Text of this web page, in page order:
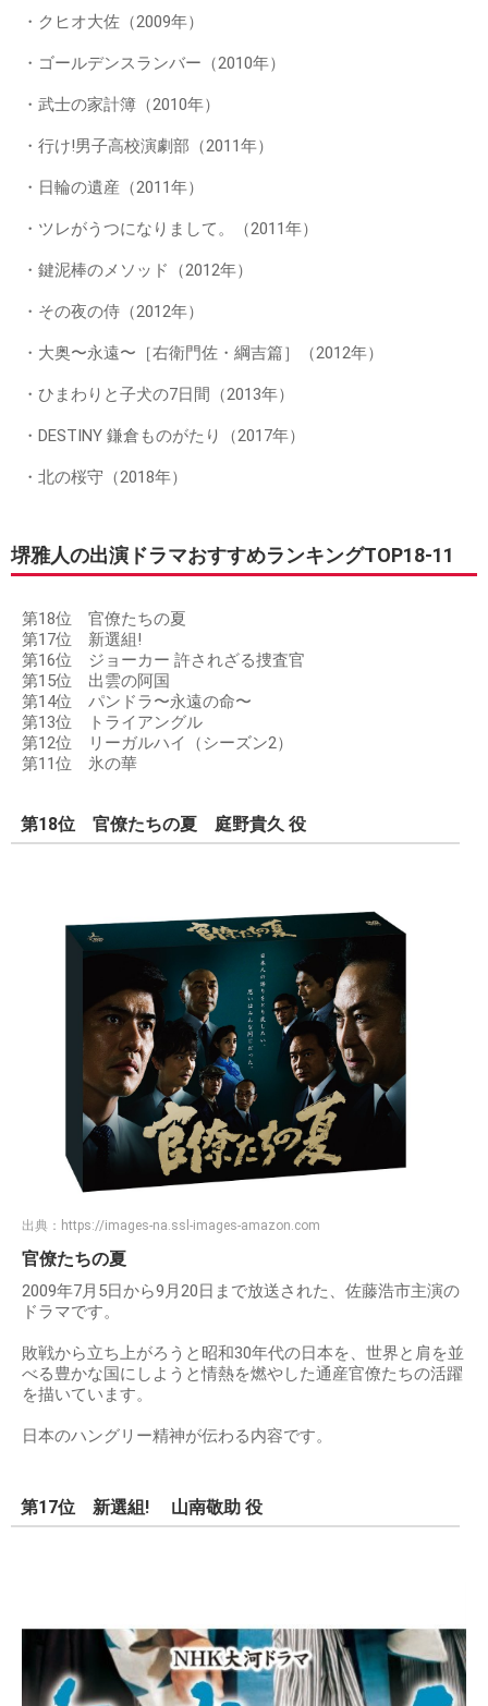
・クヒオ大佐（2009年）
・ゴールデンスランバー（2010年）
・武士の家計簿（2010年）
・行け!男子高校演劇部（2011年）
・日輪の遺産（2011年）
・ツレがうつになりまして。（2011年）
・鍵泥棒のメソッド（2012年）
・その夜の侍（2012年）
・大奥〜永遠〜［右衛門佐・綱吉篇］（2012年）
・ひまわりと子犬の7日間（2013年）
・DESTINY 鎌倉ものがたり（2017年）
・北の桜守（2018年）
堺雅人の出演ドラマおすすめランキングTOP18-11
第18位 官僚たちの夏
第17位 新選組!
第16位 ジョーカー 許されざる捜査官
第15位 出雲の阿国
第14位 パンドラ〜永遠の命〜
第13位 トライアングル
第12位 リーガルハイ（シーズン2）
第11位 氷の華
第18位 官僚たちの夏 庭野貴久 役
出典： https://images-na.ssl-images-amazon.com
官僚たちの夏
2009年7月5日から9月20日まで放送された、佐藤浩市主演の
ドラマです。
敗戦から立ち上がろうと昭和30年代の日本を、世界と肩を並
べる豊かな国にしようと情熱を燃やした通産官僚たちの活躍
を描いています。
日本のハングリー精神が伝わる内容です。
第17位 新選組! 山南敬助 役